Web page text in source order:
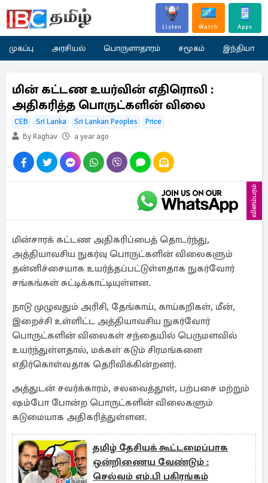
Listen Watch Apps
முகப்பு அரசியல் பொருளாதாரம் சமூகம் இந்தியா
மின் கட்டண உயர்வின் எதிரொலி :
அதிகரித்த பொருட்களின் விலை
CEB Sri Lanka Sri Lankan Peoples
Price
By Raghav
a year ago
விளம்பரம்
மின்சாரக் கட்டண அதிகரிப்பைத் தொடர்ந்து,
அத்தியாவசிய நுகர்வு பொருட்களின் விலைகளும்
தன்னிச்சையாக உயர்த்தப்பட்டுள்ளதாக நுகர்வோர்
சங்கங்கள் சுட்டிக்காட்டியுள்ளன.
நாடு முழுவதும் அரிசி, தேங்காய், காய்கறிகள், மீன்,
இறைச்சி உள்ளிட்ட அத்தியாவசிய நுகர்வோர்
பொருட்களின் விலைகள் சந்தையில் பெருமளவில்
உயர்ந்துள்ளதால், மக்கள் கடும் சிரமங்களை
எதிர்கொள்வதாக தெரிவிக்கின்றனர்.
அத்துடன் சவர்க்காரம், சலவைத்தூள், பற்பசை மற்றும்
ஷம்போ போன்ற பொருட்களின் விலைகளும்
கடுமையாக அதிகரித்துள்ளன.
தமிழ் தேசியக் கூட்டமைப்பாக
ஒன்றிணைய வேண்டும் :
செல்வம் எம்.பி பகிரங்கம்